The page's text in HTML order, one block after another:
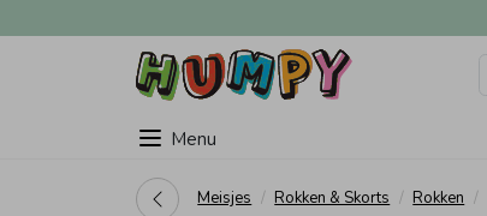
Menu
Meisjes Rokken & Skorts Rokken